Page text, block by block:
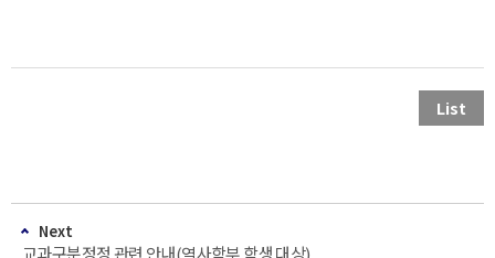
List
Next
교과구분정정 관련 안내(역사학부 학생 대상)